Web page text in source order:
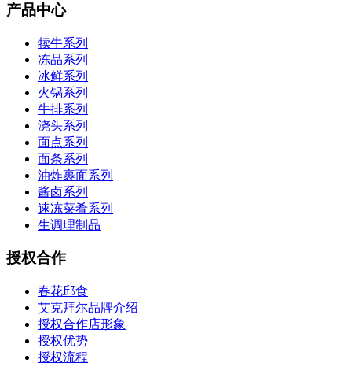
产品中心
犊牛系列
冻品系列
冰鲜系列
火锅系列
牛排系列
浇头系列
面点系列
面条系列
油炸裹面系列
酱卤系列
速冻菜肴系列
生调理制品
授权合作
春花邱食
艾克拜尔品牌介绍
授权合作店形象
授权优势
授权流程